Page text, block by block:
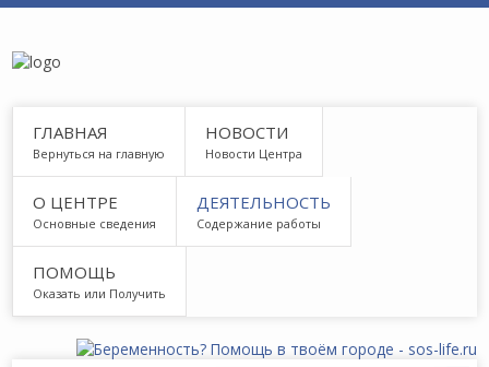
ГЛАВНАЯ
Вернуться на главную
НОВОСТИ
Новости Центра
О ЦЕНТРЕ
Основные сведения
ДЕЯТЕЛЬНОСТЬ
Содержание работы
ПОМОЩЬ
Оказать или Получить